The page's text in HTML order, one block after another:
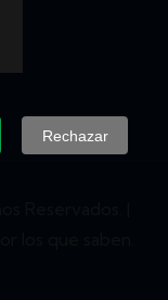
Rechazar
Reservados. |